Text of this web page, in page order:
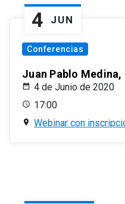
4 JUN
Conferencias
Juan Pablo Medina,
4 de Junio de 2020
17:00
Webinar con